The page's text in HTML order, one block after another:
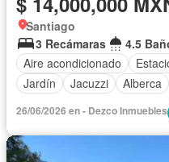
Santiago
3 Recámaras
4.5
Aire acondicionado
Jardín
Jacuzzi Alberca
26/06/2026 en - Dezco Inmuebles